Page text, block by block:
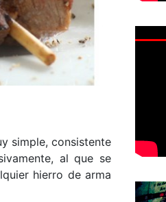
simple, consistente
al que se
hierro de arma